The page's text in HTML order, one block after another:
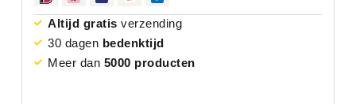
Altijd gratis verzending
30 dagen bedenktijd
Meer dan 5000 producten